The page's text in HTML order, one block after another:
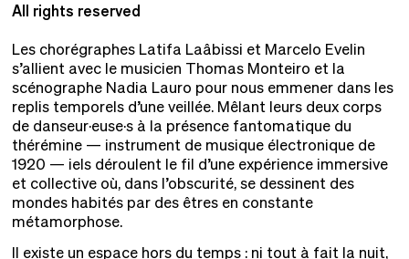
All rights reserved
Les chorégraphes Latifa Laâbissi et Marcelo Evelin
s’allient avec le musicien Thomas Monteiro et la
scénographe Nadia Lauro pour nous emmener dans les
replis temporels d’une veillée. Mêlant leurs deux corps
de danseur·euse·s à la présence fantomatique du
thérémine — instrument de musique électronique de
1920 — iels déroulent le fil d’une expérience immersive
et collective où, dans l’obscurité, se dessinent des
mondes habités par des êtres en constante
métamorphose.
Il existe un espace hors du temps : ni tout à fait la nuit,